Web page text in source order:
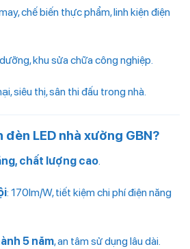
chế biến thực phẩm, linh kiện điện
khu sửa chữa công nghiệp.
siêu thị, sân thi đấu trong nhà.
đèn LED nhà xưởng GBN?
chất lượng cao.
: 170lm/W, tiết kiệm chi phí điện năng
5 năm, an tâm sử dụng lâu dài.